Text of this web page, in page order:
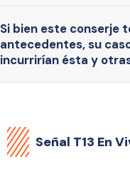
Si bien este conserje
antecedentes, su
incurrirían ésta y
Señal T13 En